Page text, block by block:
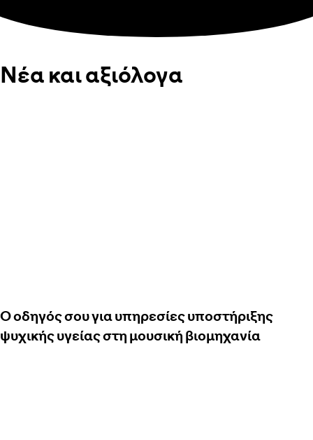
Νέα και αξιόλογα
Ο οδηγός σου για υπηρεσίες υποστήριξης
ψυχικής υγείας στη μουσική βιομηχανία